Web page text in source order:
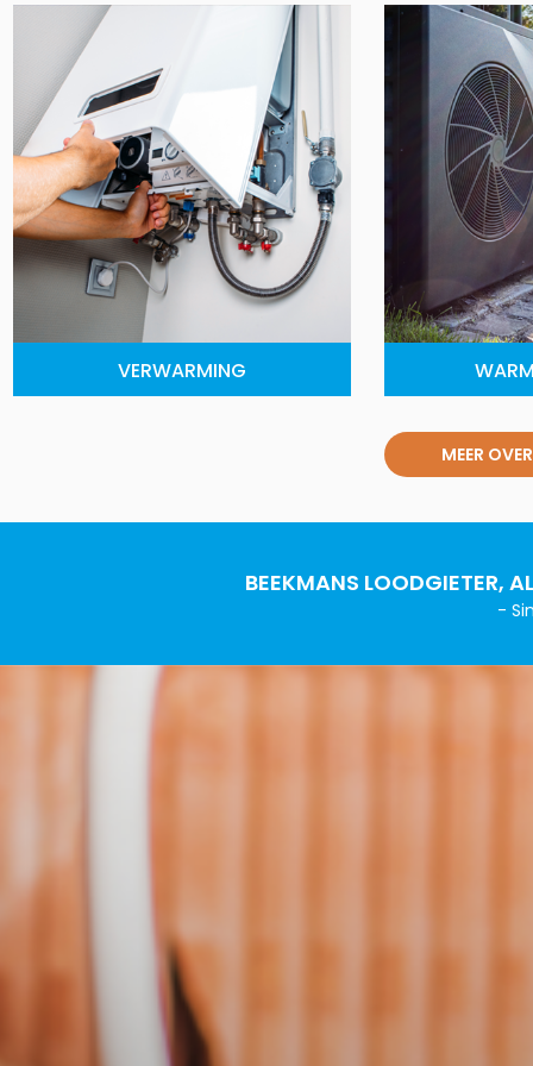
VERWARMING
MEER
BEEKMANS LOODGIETER,
-